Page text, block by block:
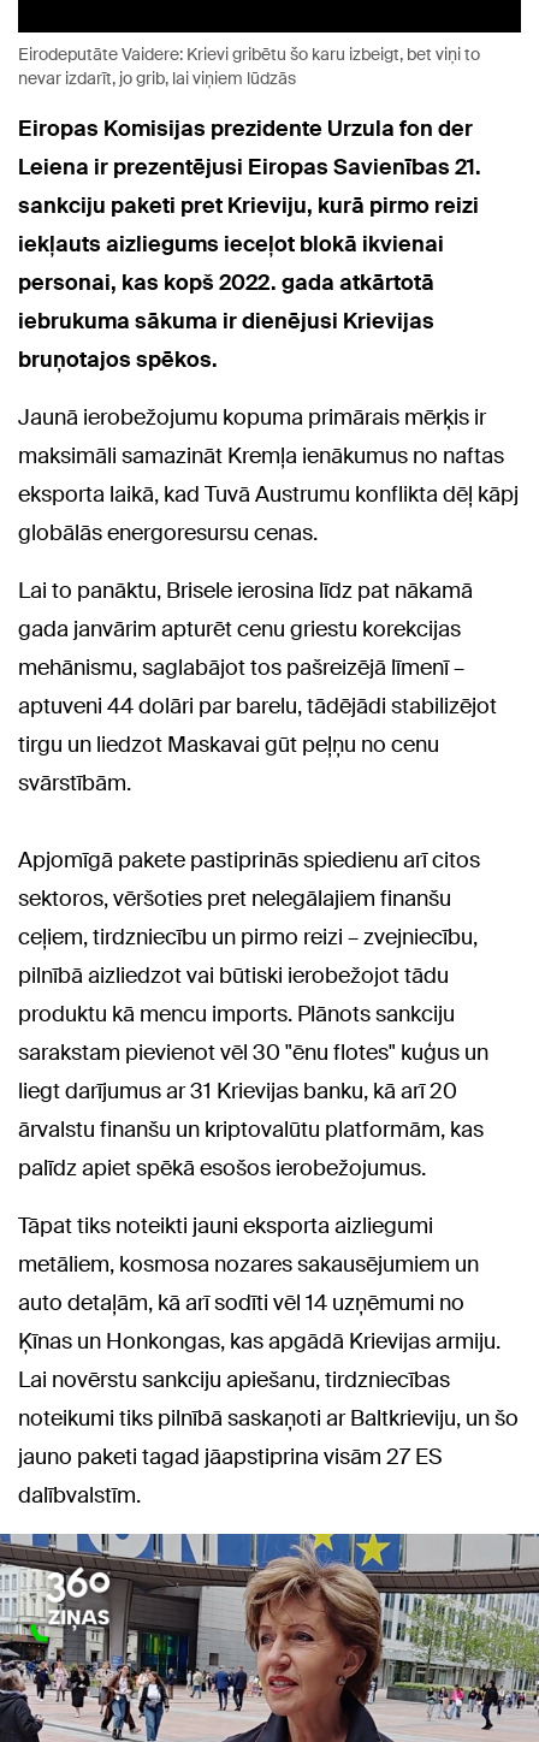
Eirodeputāte Vaidere: Krievi gribētu šo karu izbeigt, bet viņi to
nevar izdarīt, jo grib, lai viņiem lūdzās
Eiropas Komisijas prezidente Urzula fon der
Leiena ir prezentējusi Eiropas Savienības 21.
sankciju paketi pret Krieviju, kurā pirmo reizi
iekļauts aizliegums ieceļot blokā ikvienai
personai, kas kopš 2022. gada atkārtotā
iebrukuma sākuma ir dienējusi Krievijas
bruņotajos spēkos.
Jaunā ierobežojumu kopuma primārais mērķis ir
maksimāli samazināt Kremļa ienākumus no naftas
eksporta laikā, kad Tuvā Austrumu konflikta dēļ kāpj
globālās energoresursu cenas.
Lai to panāktu, Brisele ierosina līdz pat nākamā
gada janvārim apturēt cenu griestu korekcijas
mehānismu, saglabājot tos pašreizējā līmenī –
aptuveni 44 dolāri par barelu, tādējādi stabilizējot
tirgu un liedzot Maskavai gūt peļņu no cenu
svārstībām.
Apjomīgā pakete pastiprinās spiedienu arī citos
sektoros, vēršoties pret nelegālajiem finanšu
ceļiem, tirdzniecību un pirmo reizi – zvejniecību,
pilnībā aizliedzot vai būtiski ierobežojot tādu
produktu kā mencu imports. Plānots sankciju
sarakstam pievienot vēl 30 "ēnu flotes" kuģus un
liegt darījumus ar 31 Krievijas banku, kā arī 20
ārvalstu finanšu un kriptovalūtu platformām, kas
palīdz apiet spēkā esošos ierobežojumus.
Tāpat tiks noteikti jauni eksporta aizliegumi
metāliem, kosmosa nozares sakausējumiem un
auto detaļām, kā arī sodīti vēl 14 uzņēmumi no
Ķīnas un Honkongas, kas apgādā Krievijas armiju.
Lai novērstu sankciju apiešanu, tirdzniecības
noteikumi tiks pilnībā saskaņoti ar Baltkrieviju, un šo
jauno paketi tagad jāapstiprina visām 27 ES
dalībvalstīm.